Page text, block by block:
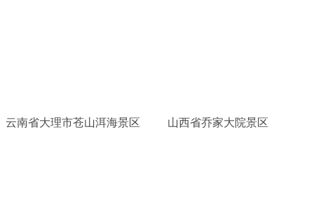
云南省大理市苍山洱海景区 山西省乔家大院景区